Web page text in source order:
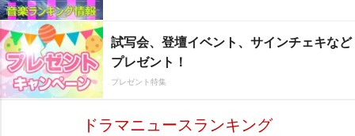
試写会、登壇イベント、サインチェキなど
プレゼント！
プレゼント特集
ドラマニュースランキング